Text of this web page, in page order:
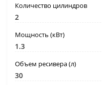
Количество цилиндров
2
Мощность (кВт)
1.3
Объем ресивера (л)
30